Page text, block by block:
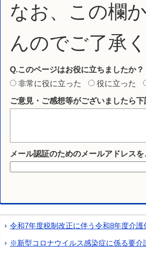
なお、この欄
んのでご了承
Q.このページはお役に立ちましたか？
非常に役に立った
役に立った
ご意見・ご感想等がございましたら
メール認証のためのメールアドレス
令和7年度税制改正に伴う令和8年度介
※新型コロナウイルス感染症に係る要